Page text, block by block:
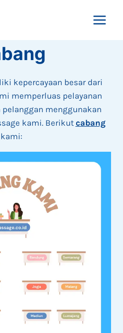
kepercayaan besar dari
memperluas pelayanan
menggunakan
kami. Berikut cabang
kami: